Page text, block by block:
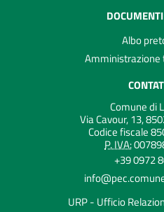
Albo
Amministrazione
Comune di
Via Cavour, 13,
Codice fiscale
P. IVA:
+39 0972
URP - Ufficio